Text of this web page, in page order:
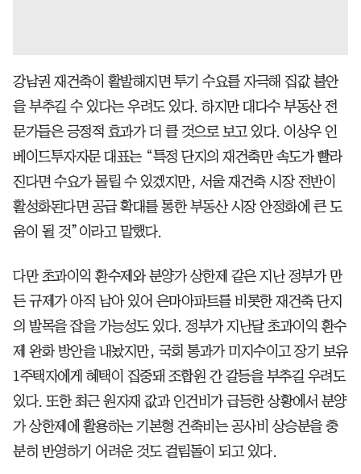
강남권 재건축이 활발해지면 투기 수요를 자극해 집값 불안
을 부추길 수 있다는 우려도 있다. 하지만 대다수 부동산 전
문가들은 긍정적 효과가 더 클 것으로 보고 있다. 이상우 인
베이드투자자문 대표는 “특정 단지의 재건축만 속도가 빨라
진다면 수요가 몰릴 수 있겠지만, 서울 재건축 시장 전반이
활성화된다면 공급 확대를 통한 부동산 시장 안정화에 큰 도
움이 될 것”이라고 말했다.
다만 초과이익 환수제와 분양가 상한제 같은 지난 정부가 만
든 규제가 아직 남아 있어 은마아파트를 비롯한 재건축 단지
의 발목을 잡을 가능성도 있다. 정부가 지난달 초과이익 환수
제 완화 방안을 내놨지만, 국회 통과가 미지수이고 장기 보유
1주택자에게 혜택이 집중돼 조합원 간 갈등을 부추길 우려도
있다. 또한 최근 원자재 값과 인건비가 급등한 상황에서 분양
가 상한제에 활용하는 기본형 건축비는 공사비 상승분을 충
분히 반영하기 어려운 것도 걸림돌이 되고 있다.